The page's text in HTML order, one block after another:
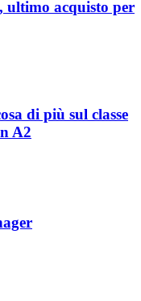
ultimo acquisto per
di più sul classe
A2